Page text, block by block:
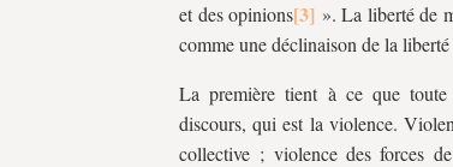
et des opinions
». La liberté de
comme une déclinaison de la
La première tient à ce que
discours, qui est la violence.
collective ; violence des forces